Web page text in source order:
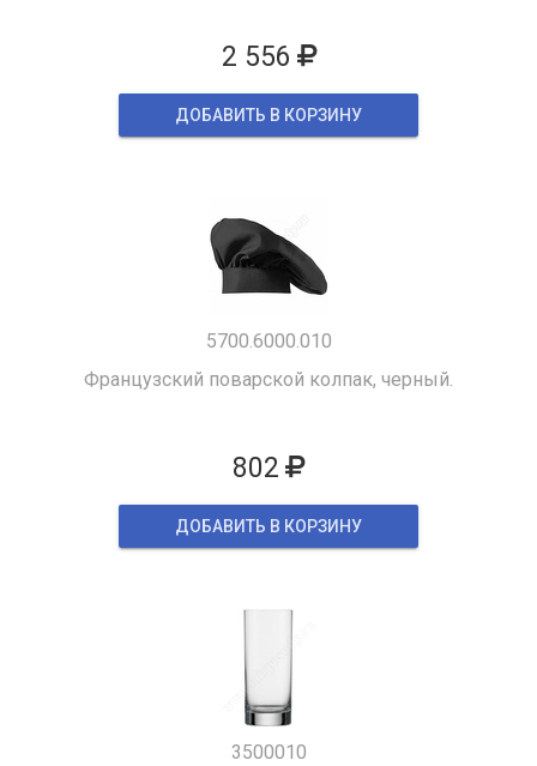
2 556
ДОБАВИТЬ В КОРЗИНУ
5700.6000.010
Французский поварской колпак, черный.
802
ДОБАВИТЬ В КОРЗИНУ
3500010